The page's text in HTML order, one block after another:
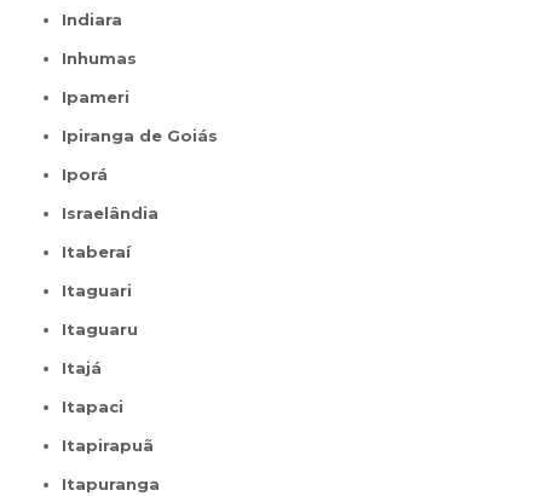
Indiara
Inhumas
Ipameri
Ipiranga de Goiás
Iporá
Israelândia
Itaberaí
Itaguari
Itaguaru
Itajá
Itapaci
Itapirapuã
Itapuranga